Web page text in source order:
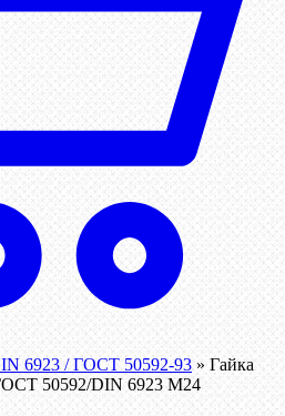
6923 / ГОСТ 50592-93 » Гайка
50592/DIN 6923 М24